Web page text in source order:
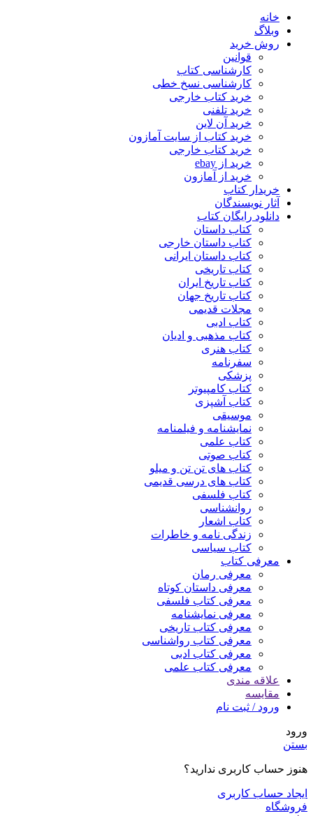
خانه
وبلاگ
روش خرید
قوانین
کارشناسی کتاب
کارشناسی نسخ خطی
خرید کتاب خارجی
خرید تلفنی
خرید آن لاین
خرید کتاب از سایت آمازون
خرید کتاب خارجی
خرید از ebay
خرید از آمازون
خریدار کتاب
آثار نویسندگان
دانلود رایگان کتاب
کتاب داستان
کتاب داستان خارجی
کتاب داستان ایرانی
کتاب تاریخی
کتاب تاریخ ایران
کتاب تاریخ جهان
مجلات قدیمی
کتاب ادبی
کتاب مذهبی و ادیان
کتاب هنری
سفرنامه
پزشکی
کتاب کامپیوتر
کتاب آشپزی
موسیقی
نمایشنامه و فیلمنامه
کتاب علمی
کتاب صوتی
کتاب های تن تن و میلو
کتاب های درسی قدیمی
کتاب فلسفی
روانشناسی
کتاب اشعار
زندگی نامه و خاطرات
کتاب سیاسی
معرفی کتاب
معرفی رمان
معرفی داستان کوتاه
معرفی کتاب فلسفی
معرفی نمایشنامه
معرفی کتاب تاریخی
معرفی کتاب رواشناسی
معرفی کتاب ادبی
معرفی کتاب علمی
علاقه مندی
مقایسه
ورود / ثبت نام
ورود
بستن
هنوز حساب کاربری ندارید؟
ایجاد حساب کاربری
فروشگاه